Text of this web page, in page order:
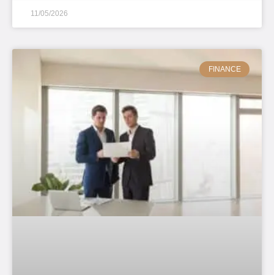
11/05/2026
FINANCE